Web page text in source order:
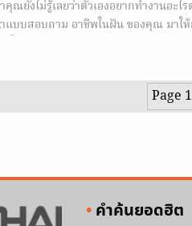
ณยังไม่รู้เลยว่าตัวเองอยากทำงานอะไร
ำแบบสอบถาม อาชีพในฝัน ของคุณ มาใ
Page
คำค้นยอดฮิต